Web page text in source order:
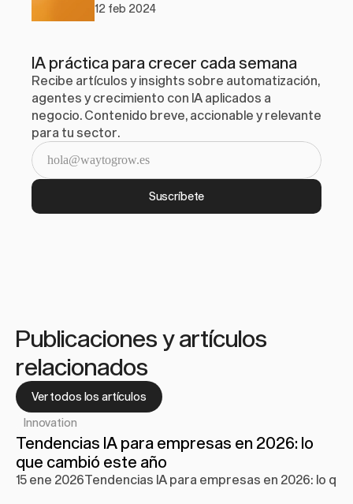
12 feb 2024
IA práctica para crecer cada semana
Recibe artículos y insights sobre automatización,
agentes y crecimiento con IA aplicados a
negocio. Contenido breve, accionable y relevante
para tu sector.
Suscríbete
Publicaciones y artículos
relacionados
Ver todos los artículos
Innovation
Tendencias IA para empresas en 2026: lo
que cambió este año
15 ene 2026Tendencias IA para empresas en 2026: lo